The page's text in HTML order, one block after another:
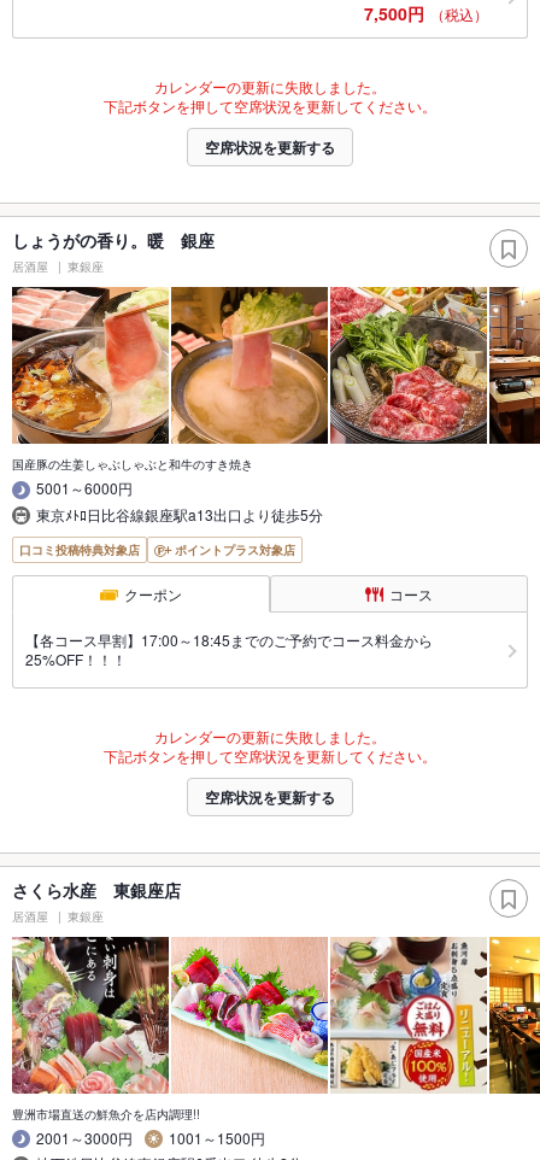
7,500円 （税込）
カレンダーの更新に失敗しました。
下記ボタンを押して空席状況を更新してください。
空席状況を更新する
しょうがの香り。暖 銀座
居酒屋 東銀座
国産豚の生姜しゃぶしゃぶと和牛のすき焼き
5001～6000円
東京ﾒﾄﾛ日比谷線銀座駅a13出口より徒歩5分
口コミ投稿特典対象店 ポイントプラス対象店
クーポン コース
【各コース早割】17:00～18:45までのご予約でコース料金から
25%OFF！！！
カレンダーの更新に失敗しました。
下記ボタンを押して空席状況を更新してください。
空席状況を更新する
さくら水産 東銀座店
居酒屋 東銀座
豊洲市場直送の鮮魚介を店内調理!!
2001～3000円
1001～1500円